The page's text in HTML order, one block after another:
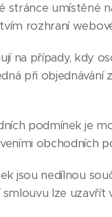
stránce umístěné
rozhraní
na případy, kdy
při
podmínek je
obchodních
jsou nedílnou
lze uzavřít